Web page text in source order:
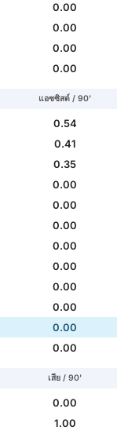
0.00
0.00
0.00
0.00
แอซซิสต์ / 90'
0.54
0.41
0.35
0.00
0.00
0.00
0.00
0.00
0.00
0.00
0.00
0.00
เสีย / 90'
0.00
1.00